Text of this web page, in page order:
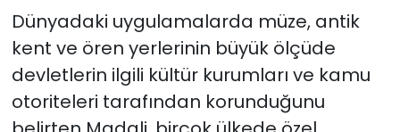
Dünyadaki uygulamalarda müze, antik
kent ve ören yerlerinin büyük ölçüde
devletlerin ilgili kültür kurumları ve kamu
otoriteleri tarafından korunduğunu